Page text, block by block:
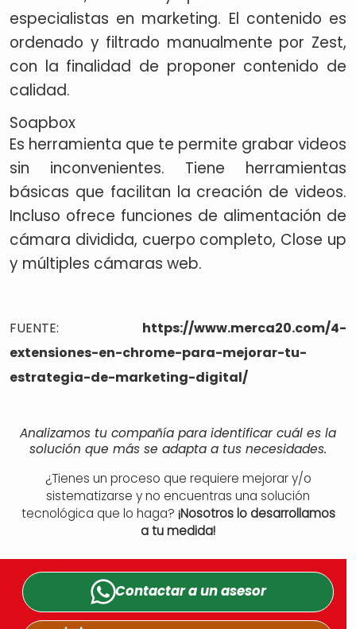
especialistas en marketing. El contenido es
ordenado y filtrado manualmente por Zest,
con la finalidad de proponer contenido de
calidad.
Soapbox
Es herramienta que te permite grabar videos
sin inconvenientes. Tiene herramientas
básicas que facilitan la creación de videos.
Incluso ofrece funciones de alimentación de
cámara dividida, cuerpo completo, Close up
y múltiples cámaras web.
FUENTE: https://www.merca20.com/4-
extensiones-en-chrome-para-mejorar-tu-
estrategia-de-marketing-digital/
Analizamos tu compañía para identificar cuál es la
solución que más se adapta a tus necesidades.
¿Tienes un proceso que requiere mejorar y/o
sistematizarse y no encuentras una solución
tecnológica que lo haga? ¡Nosotros lo desarrollamos
a tu medida!
Contactar a unasesor